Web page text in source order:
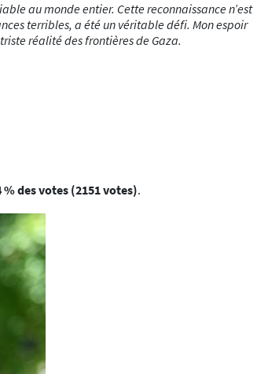
au monde entier. Cette reconnaissance n’est
terribles, a été un véritable défi. Mon espoir
réalité des frontières de Gaza.
% des votes (2151 votes).